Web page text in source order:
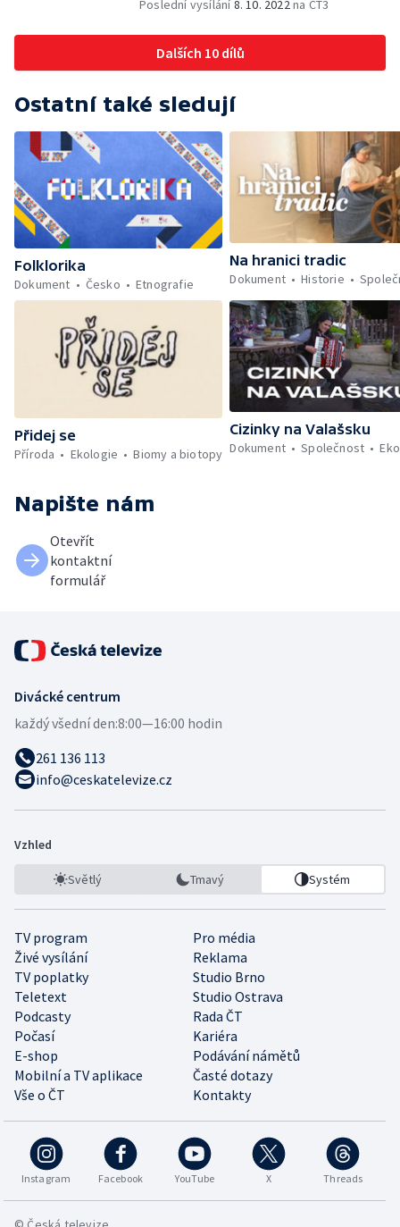
Poslední vysílání8. 10. 2022na ČT3
Dalších 10 dílů
Ostatní také sledují
Folklorika
Dokument
Česko Etnografie
Na hranici tradic
Dokument
Historie
Přidej se
Příroda
Ekologie Biomy a biotopy
Cizinky na Valašsku
Dokument
Společnost
Napište nám
Otevřít
kontaktní
formulář
Divácké centrum
každý všední den:8:00—16:00 hodin
261 136 113
info@ceskatelevize.cz
Vzhled
Světlý Tmavý Systém
TV program
Pro média
Živé vysílání
Reklama
TV poplatky
Studio Brno
Teletext
Studio Ostrava
Podcasty
Rada ČT
Počasí
Kariéra
E-shop
Podávání námětů
Mobilní a TV aplikace
Časté dotazy
Vše o ČT
Kontakty
Instagram Facebook YouTube X Threads